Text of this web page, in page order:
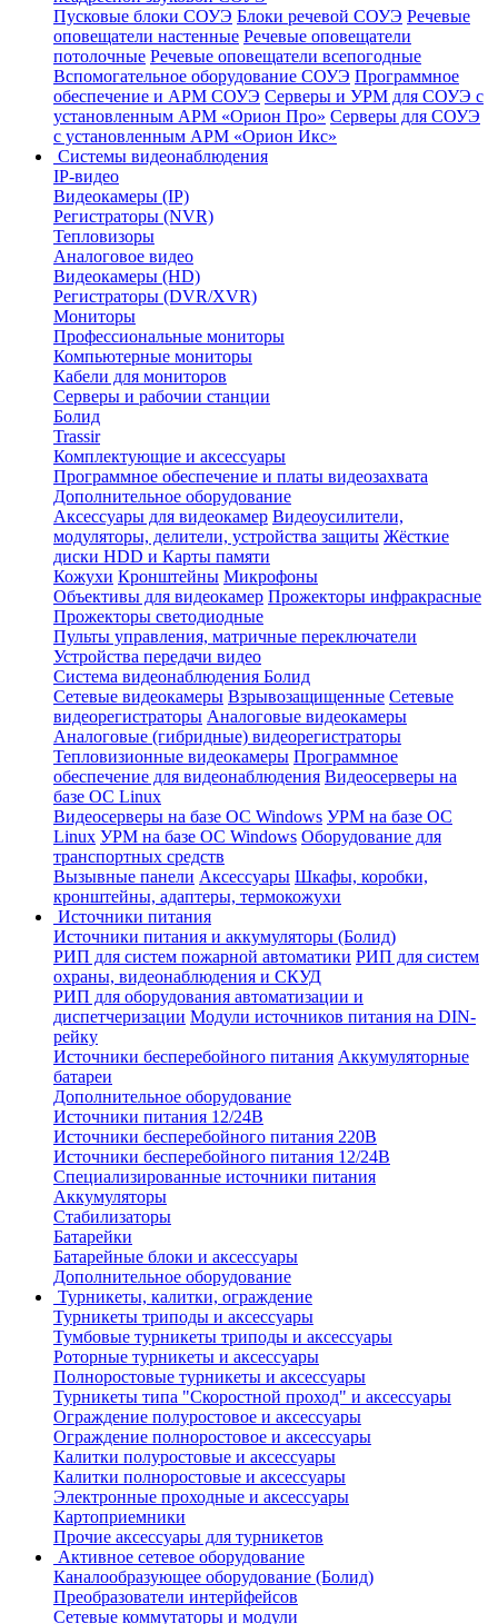
Пусковые блоки СОУЭ Блоки речевой СОУЭ Речевые
оповещатели настенные Речевые оповещатели
потолочные Речевые оповещатели всепогодные
Вспомогательное оборудование СОУЭ Программное
обеспечение и АРМ СОУЭ Серверы и УРМ для СОУЭ с
установленным АРМ «Орион Про» Серверы для СОУЭ
с установленным АРМ «Орион Икс»
Системы видеонаблюдения
IP-видео
Видеокамеры (IP)
Регистраторы (NVR)
Тепловизоры
Аналоговое видео
Видеокамеры (HD)
Регистраторы (DVR/XVR)
Мониторы
Профессиональные мониторы
Компьютерные мониторы
Кабели для мониторов
Серверы и рабочии станции
Болид
Trassir
Комплектующие и аксессуары
Программное обеспечение и платы видеозахвата
Дополнительное оборудование
Аксессуары для видеокамер Видеоусилители,
модуляторы, делители, устройства защиты Жёсткие
диски HDD и Карты памяти
Кожухи Кронштейны Микрофоны
Объективы для видеокамер Прожекторы инфракрасные
Прожекторы светодиодные
Пульты управления, матричные переключатели
Устройства передачи видео
Система видеонаблюдения Болид
Сетевые видеокамеры Взрывозащищенные Сетевые
видеорегистраторы Аналоговые видеокамеры
Аналоговые (гибридные) видеорегистраторы
Тепловизионные видеокамеры Программное
обеспечение для видеонаблюдения Видеосерверы на
базе ОС Linux
Видеосерверы на базе ОС Windows УРМ на базе ОС
Linux УРМ на базе ОС Windows Оборудование для
транспортных средств
Вызывные панели Аксессуары Шкафы, коробки,
кронштейны, адаптеры, термокожухи
Источники питания
Источники питания и аккумуляторы (Болид)
РИП для систем пожарной автоматики РИП для систем
охраны, видеонаблюдения и СКУД
РИП для оборудования автоматизации и
диспетчеризации Модули источников питания на DIN-
рейку
Источники бесперебойного питания Аккумуляторные
батареи
Дополнительное оборудование
Источники питания 12/24В
Источники бесперебойного питания 220В
Источники бесперебойного питания 12/24В
Специализированные источники питания
Аккумуляторы
Стабилизаторы
Батарейки
Батарейные блоки и аксессуары
Дополнительное оборудование
Турникеты, калитки, ограждение
Турникеты триподы и аксессуары
Тумбовые турникеты триподы и аксессуары
Роторные турникеты и аксессуары
Полноростовые турникеты и аксессуары
Турникеты типа "Скоростной проход" и аксессуары
Ограждение полуростовое и аксессуары
Ограждение полноростовое и аксессуары
Калитки полуростовые и аксессуары
Калитки полноростовые и аксессуары
Электронные проходные и аксессуары
Картоприемники
Прочие аксессуары для турникетов
Активное сетевое оборудование
Каналообразующее оборудование (Болид)
Преобразователи интерйфейсов
Сетевые коммутаторы и модули